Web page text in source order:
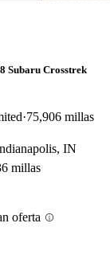
Subaru Crosstrek
75,906 millas
IN
millas
oferta